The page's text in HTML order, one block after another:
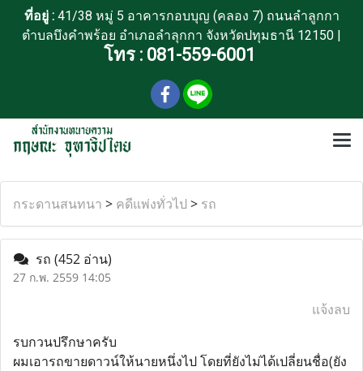
ที่อยู่ :41/38 หมู่ 5 อาคารกอบบุญ (คลอง 7) ถนนลำลูกกา
ตำบลบึงคำพร้อย อำเภอลำลุกกา จังหวัดปทุมธานี 12150 |
โทร : 081-559-6001
กระดานสนทนา > คดีแพ่งทั่วไป > รถ
รถ (452 อ่าน)
27 ก.พ. 2559 14:05
แจ้งลบ
รบกวนปรึกษาครับ
ผมเอารถขายดาวน์ให้นายหนึ่งไป โดยที่ยังไม่ได้เปลี่ยนชื่อ(ยัง